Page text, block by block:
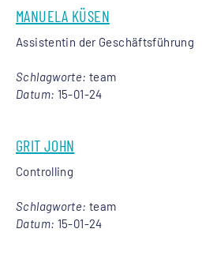
MANUELA KÜSEN
Assistentin der Geschäftsführung
Schlagworte: team
Datum: 15-01-24
GRIT JOHN
Controlling
Schlagworte: team
Datum: 15-01-24